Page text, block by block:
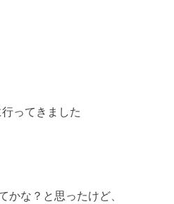
ってきました
かな？と思ったけど、